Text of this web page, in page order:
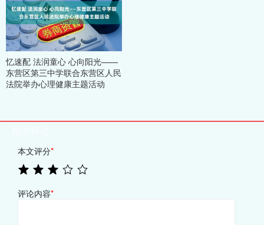
忆速配 法润童心 心向阳光——
东营区第三中学联合东营区人民
法院举办心理健康主题活动
本文评分*
评论内容*